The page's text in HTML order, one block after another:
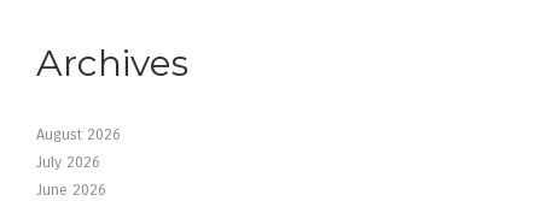
Archives
August 2026
July 2026
June 2026